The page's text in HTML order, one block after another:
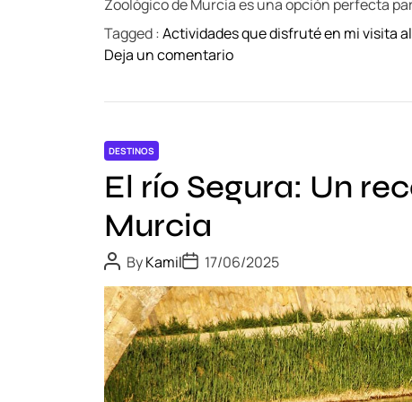
r
c
a
o
i
e
d
a
s
l
o
c
a
Zoológico de Murcia es una opción perfecta
Tagged :Actividades que disfruté en mi visita
Deja un comentarioo
V
t
a
Z
o
o
l
ó
g
DESTINOS
El río Segura: Un
Murcia
P
o
s
t
A
u
t
h
o
r
ByKamilP
o
s
t
D
a
t
e
17/06/2025